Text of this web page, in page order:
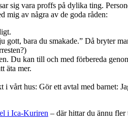
sig vara proffs på dylika ting.
mig av några av de goda råden:
bara du smakade.” Då bryter
Du kan till och med förbereda
äta mer.
i vårt hus: Gör ett avtal med barnet:
i Ica-Kuriren – där hittar du ännu